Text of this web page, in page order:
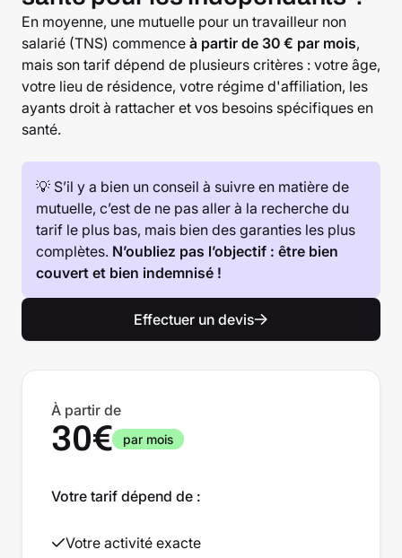
En moyenne, une mutuelle pour un travailleur non
salarié (TNS) commence à partir de 30 € par mois,
mais son tarif dépend de plusieurs critères : votre âge,
votre lieu de résidence, votre régime d'affiliation, les
ayants droit à rattacher et vos besoins spécifiques en
santé.
💡 S’il y a bien un conseil à suivre en matière de
mutuelle, c’est de ne pas aller à la recherche du
tarif le plus bas, mais bien des garanties les plus
complètes. N’oubliez pas l’objectif : être bien
couvert et bien indemnisé !
Effectuer un devis
À partir de
30€ par mois
Votre tarif dépend de :
Votre activité exacte